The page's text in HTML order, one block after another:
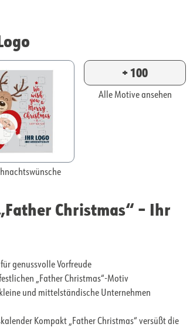
+ 100
Alle Motive ansehen
Christmas“ – Ihr
genussvolle Vorfreude
„Father Christmas“-Motiv
und mittelständische Unternehmen
Kompakt „Father Christmas“ versüßt die